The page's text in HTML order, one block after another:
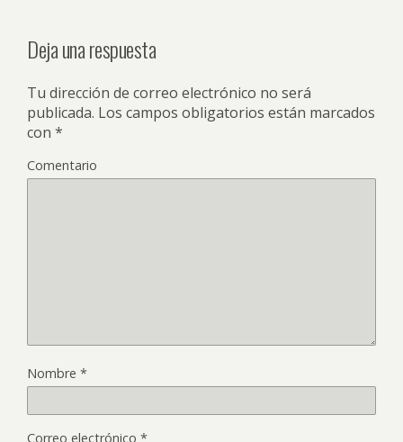
Deja una respuesta
Tu dirección de correo electrónico no será
publicada. Los campos obligatorios están marcados
con *
Comentario
Nombre *
Correo electrónico *